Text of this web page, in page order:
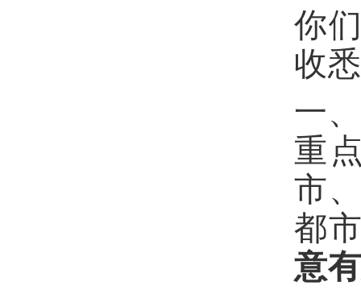
你
收
一、
重
市
都
意